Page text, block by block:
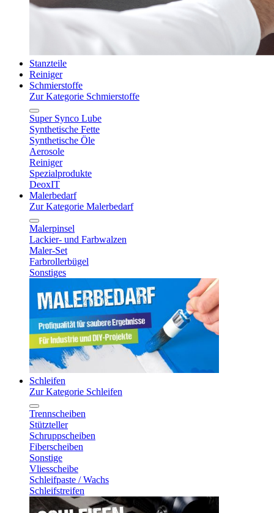
Stanzteile
Reiniger
Schmierstoffe
Zur Kategorie Schmierstoffe
Super Synco Lube
Synthetische Fette
Synthetische Öle
Aerosole
Reiniger
Spezialprodukte
DeoxIT
Malerbedarf
Zur Kategorie Malerbedarf
Malerpinsel
Lackier- und Farbwalzen
Maler-Set
Farbrollerbügel
Sonstiges
Schleifen
Zur Kategorie Schleifen
Trennscheiben
Stützteller
Schruppscheiben
Fiberscheiben
Sonstige
Vliesscheibe
Schleifpaste / Wachs
Schleifstreifen